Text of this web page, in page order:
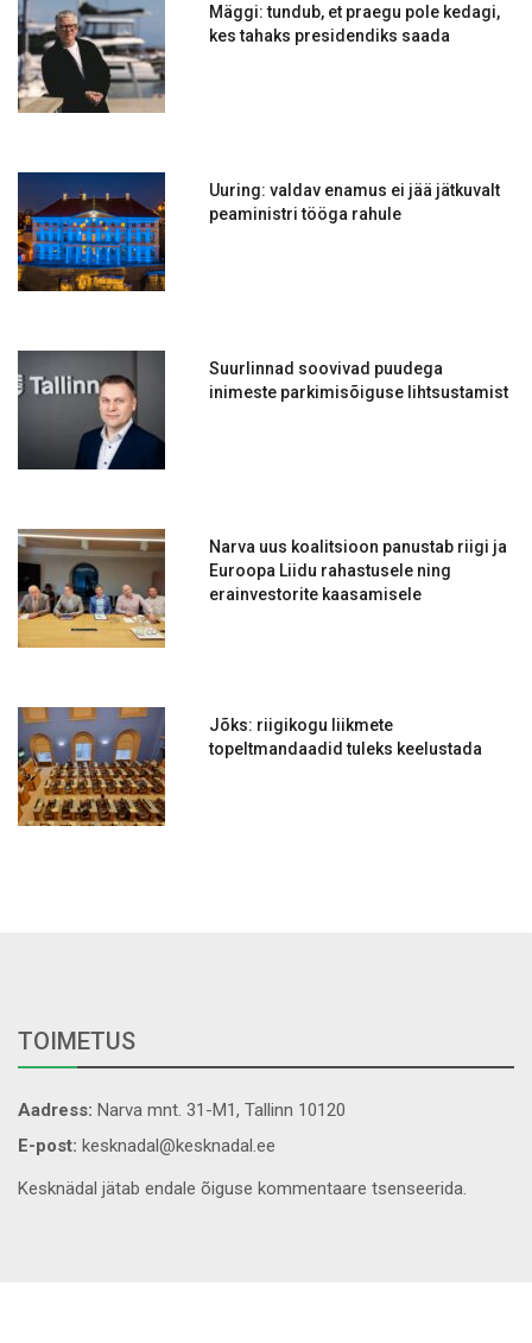
Mäggi: tundub, et praegu pole kedagi,
kes tahaks presidendiks saada
Uuring: valdav enamus ei jää jätkuvalt
peaministri tööga rahule
Suurlinnad soovivad puudega
inimeste parkimisõiguse lihtsustamist
Narva uus koalitsioon panustab riigi ja
Euroopa Liidu rahastusele ning
erainvestorite kaasamisele
Jõks: riigikogu liikmete
topeltmandaadid tuleks keelustada
TOIMETUS
Aadress: Narva mnt. 31-M1, Tallinn 10120
E-post: kesknadal@kesknadal.ee
Kesknädal jätab endale õiguse kommentaare tsenseerida.